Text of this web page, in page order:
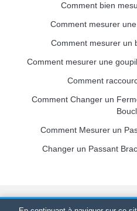
Comment bien
Comment mesurer
Comment mesurer un
Comment mesurer une
Comment
Comment Changer un
Comment Mesurer un
Changer un Passant
Bracelet-de-montre.com©